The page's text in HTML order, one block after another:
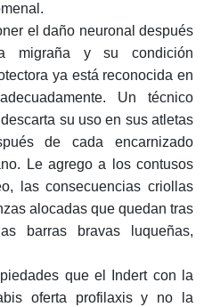
el daño neuronal después
migraña y su condición
ya está reconocida en
Un técnico
su uso en sus atletas
de cada encarnizado
Le agrego a los contusos
las consecuencias criollas
alocadas que quedan tras
barras bravas luqueñas,
que el Indert con la
oferta profilaxis y no la